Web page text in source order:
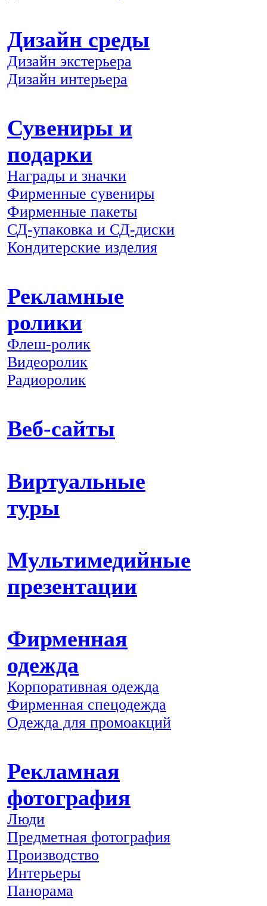
Дизайн среды
Дизайн экстерьера
Дизайн интерьера
Сувениры и
подарки
Награды и значки
Фирменные сувениры
Фирменные пакеты
СД-упаковка и СД-диски
Кондитерские изделия
Рекламные
ролики
Флеш-ролик
Видеоролик
Радиоролик
Веб-сайты
Виртуальные
туры
Мультимедийные
презентации
Фирменная
одежда
Корпоративная одежда
Фирменная спецодежда
Одежда для промоакций
Рекламная
фотография
Люди
Предметная фотография
Производство
Интерьеры
Панорама